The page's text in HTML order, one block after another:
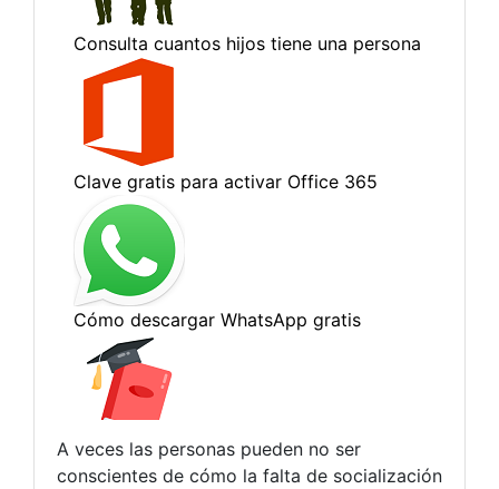
A veces las personas pueden no ser
conscientes de cómo la falta de socialización